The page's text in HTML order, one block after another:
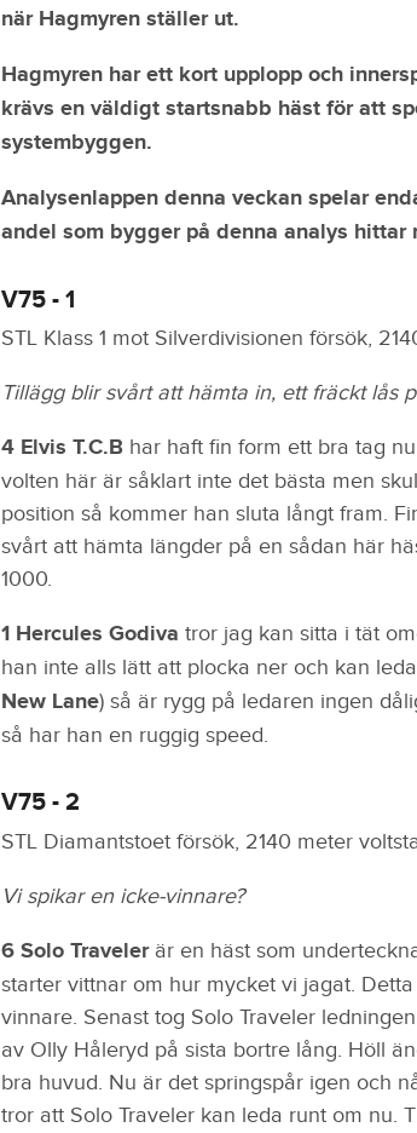
när Hagmyren ställer ut.
Hagmyren har ett kort upplopp och
krävs en väldigt startsnabb häst för att
systembyggen.
Analysenlappen denna veckan spelar
andel som bygger på denna analys hittar
V75 - 1
STL Klass 1 mot Silverdivisionen försök,
Tillägg blir svårt att hämta in, ett fräckt lås
4 Elvis T.C.Bhar haft fin form ett bra tag
volten här är såklart inte det bästa men
position så kommer han sluta långt fram.
svårt att hämta längder på en sådan här
1000.
1 Hercules Godiva tror jag kan sitta i tät
han inte alls lätt att plocka ner och kan
New Lane) så är rygg på ledaren ingen
så har han en ruggig speed.
V75 - 2
STL Diamantstoet försök, 2140 meter
Vi spikar en icke-vinnare?
6 Solo Travelerär en häst som
starter vittnar om hur mycket vi jagat.
vinnare. Senast tog Solo Traveler
av Olly Håleryd på sista bortre lång. Höll
bra huvud. Nu är det springspår igen och
tror att Solo Traveler kan leda runt om nu.